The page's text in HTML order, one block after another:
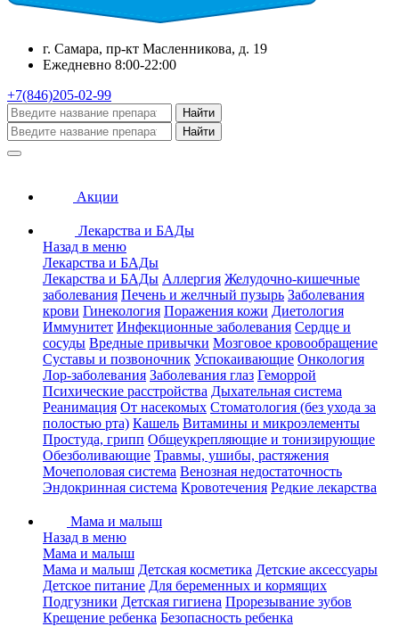
г. Самара, пр-кт Масленникова, д. 19
Ежедневно 8:00-22:00
+7(846)205-02-99
Найти
Найти
Акции
Лекарства и БАДы
Назад в меню
Лекарства и БАДы
Лекарства и БАДы Аллергия Желудочно-кишечные
заболевания Печень и желчный пузырь Заболевания
крови Гинекология Поражения кожи Диетология
Иммунитет Инфекционные заболевания Сердце и
сосуды Вредные привычки Мозговое кровообращение
Суставы и позвоночник Успокаивающие Онкология
Лор-заболевания Заболевания глаз Геморрой
Психические расстройства Дыхательная система
Реанимация От насекомых Стоматология (без ухода за
полостью рта) Кашель Витамины и микроэлементы
Простуда, грипп Общеукрепляющие и тонизирующие
Обезболивающие Травмы, ушибы, растяжения
Мочеполовая система Венозная недостаточность
Эндокринная система Кровотечения Редкие лекарства
Мама и малыш
Назад в меню
Мама и малыш
Мама и малыш Детская косметика Детские аксессуары
Детское питание Для беременных и кормящих
Подгузники Детская гигиена Прорезывание зубов
Крещение ребенка Безопасность ребенка